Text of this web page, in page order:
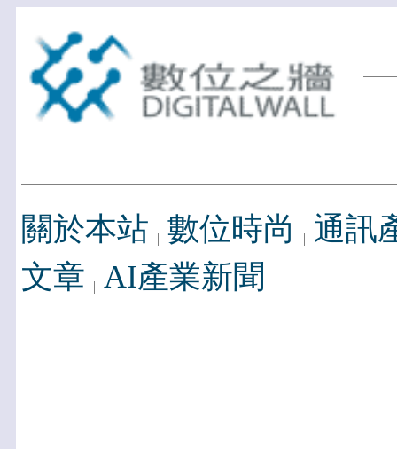
關於本站 數位時尚
通訊
文章 AI產業新聞